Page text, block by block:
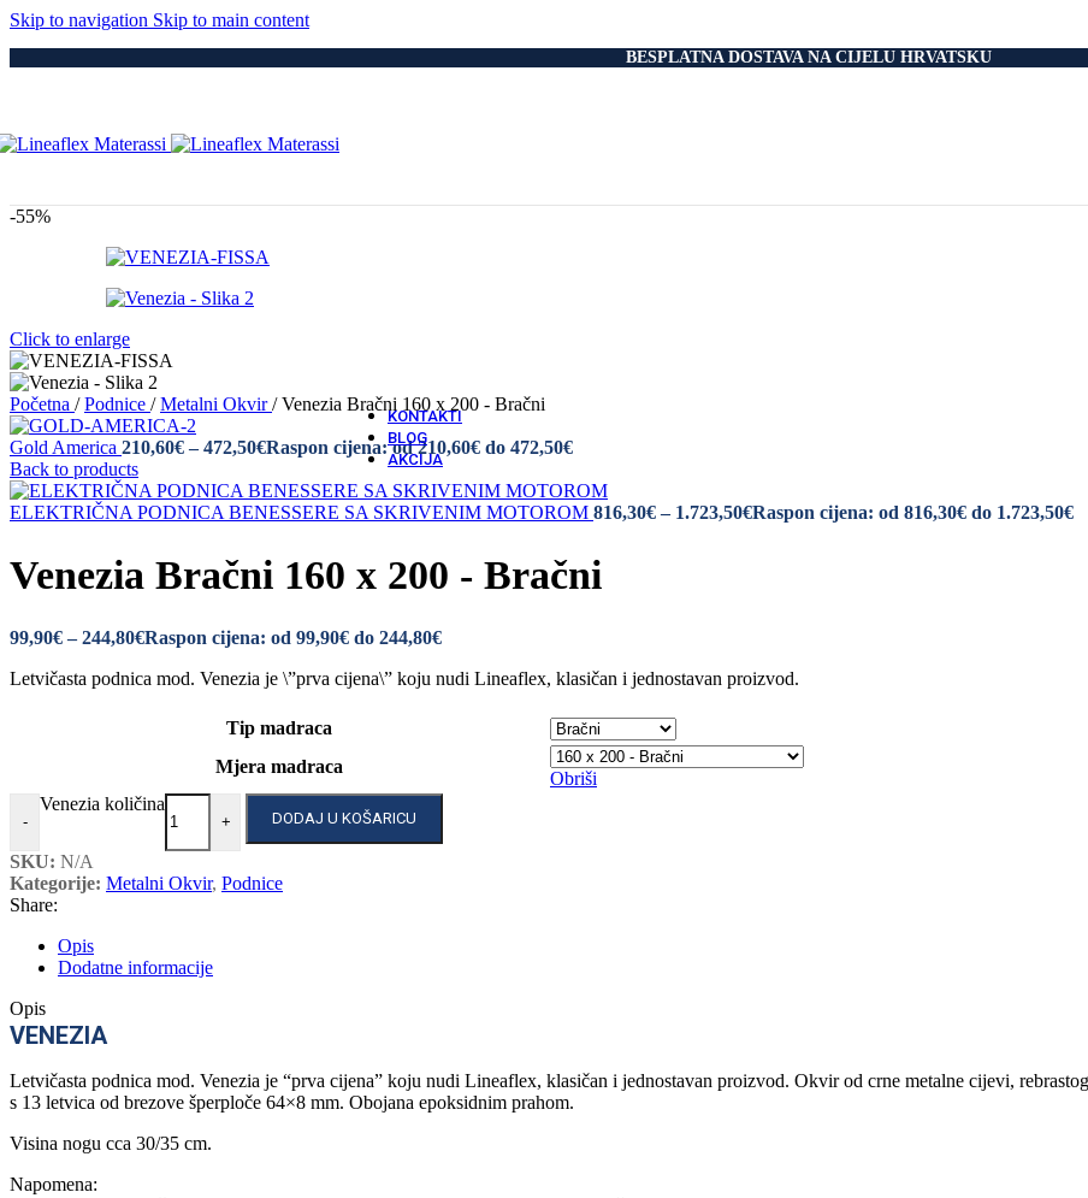
Skip to navigation Skip to main content
BESPLATNA DOSTAVA NA CIJELU HRVATSKU
Drvene Podnice
Metalni Okvir
Vatro Otporni Jastuci
KONTAKTI
BLOG
AKCIJA
-55%
Click to enlarge
Početna / Podnice / Metalni Okvir/ Venezia Bračni 160 x 200 - Bračni
Gold America 210,60€ – 472,50€Raspon cijena: od 210,60€ do 472,50€
Back to products
ELEKTRIČNA PODNICA BENESSERE SA SKRIVENIM MOTOROM 816,30€ – 1.723,50€Raspon cijena: od 816,30€ do 1.723,50€
Venezia Bračni 160 x 200 - Bračni
99,90€ – 244,80€Raspon cijena: od 99,90€ do 244,80€
Letvičasta podnica mod. Venezia je \”prva cijena\” koju nudi Lineaflex, klasičan i jednostavan proizvod.
Tip madraca
Mjera madraca
Obriši
-
Venezia količina
+ DODAJ U KOŠARICU
SKU: N/A
Kategorije: Metalni Okvir, Podnice
Share:
Opis
Dodatne informacije
Opis
VENEZIA
Letvičasta podnica mod. Venezia je “prva cijena” koju nudi Lineaflex, klasičan i jednostavan proizvod. Okvir od crne metalne cijevi,
s 13 letvica od brezove šperploče 64×8 mm. Obojana epoksidnim prahom.
Visina nogu cca 30/35 cm.
Napomena: